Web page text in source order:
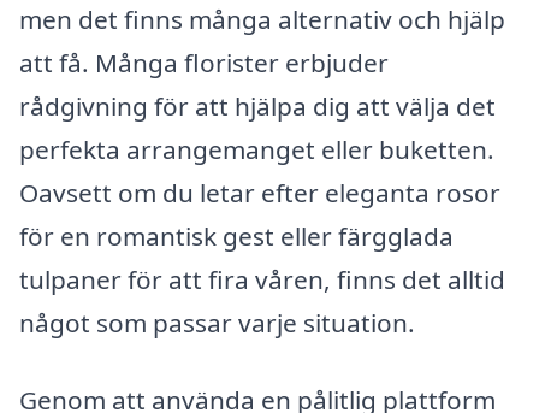
men det finns många alternativ och hjälp
att få. Många florister erbjuder
rådgivning för att hjälpa dig att välja det
perfekta arrangemanget eller buketten.
Oavsett om du letar efter eleganta rosor
för en romantisk gest eller färgglada
tulpaner för att fira våren, finns det alltid
något som passar varje situation.
Genom att använda en pålitlig plattform